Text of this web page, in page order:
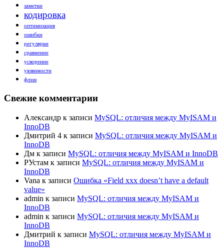
заметки
кодировка
оптимизация
ошибки
регулярки
сравнение
ускорение
уязвимости
флэш
Свежие комментарии
Александр к записи MySQL: отличия между MyISAM и
InnoDB
Дмитрий 4 к записи MySQL: отличия между MyISAM и
InnoDB
Дм к записи MySQL: отличия между MyISAM и InnoDB
РУстам к записи MySQL: отличия между MyISAM и
InnoDB
Vana к записи Ошибка «Field xxx doesn’t have a default
value»
admin к записи MySQL: отличия между MyISAM и
InnoDB
admin к записи MySQL: отличия между MyISAM и
InnoDB
Дмитрий к записи MySQL: отличия между MyISAM и
InnoDB